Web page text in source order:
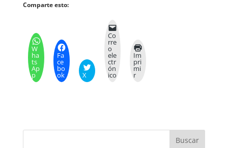
Comparte esto:
W
ha
ts
Ap
p
Fa
ce
bo
ok X
Co
rre
o
ele
ctr
ón
ico
Im
pri
mi
r